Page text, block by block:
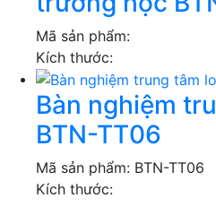
Mã sản phẩm:
Kích thước:
Bàn nghiệm
BTN-TT06
Mã sản phẩm: BTN-TT06
Kích thước: